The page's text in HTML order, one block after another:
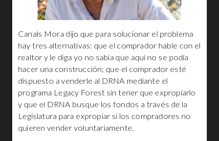
Canals Mora dijo que para solucionar el problema
hay tres alternativas: que el comprador hable con el
realtor y le diga yo no sabía que aquí no se podía
hacer una construcción; que el comprador esté
dispuesto a venderle al DRNA mediante el
programa Legacy Forest sin tener que expropiarlo
y que el DRNA busque los fondos a través de la
Legislatura para expropiar si los compradores no
quieren vender voluntariamente.